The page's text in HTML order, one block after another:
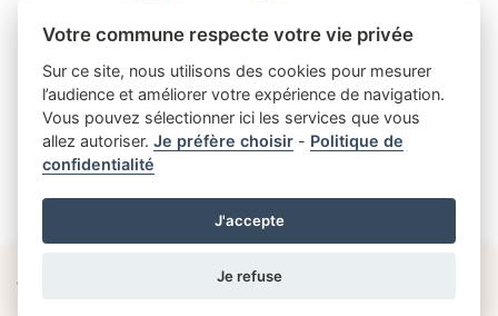
Votre commune respecte votre vie privée
Sur ce site, nous utilisons des cookies pour mesurer
l’audience et améliorer votre expérience de navigation.
Vous pouvez sélectionner ici les services que vous
allez autoriser.Je préfère choisir - Politique de
confidentialité
J'accepte
Je refuse